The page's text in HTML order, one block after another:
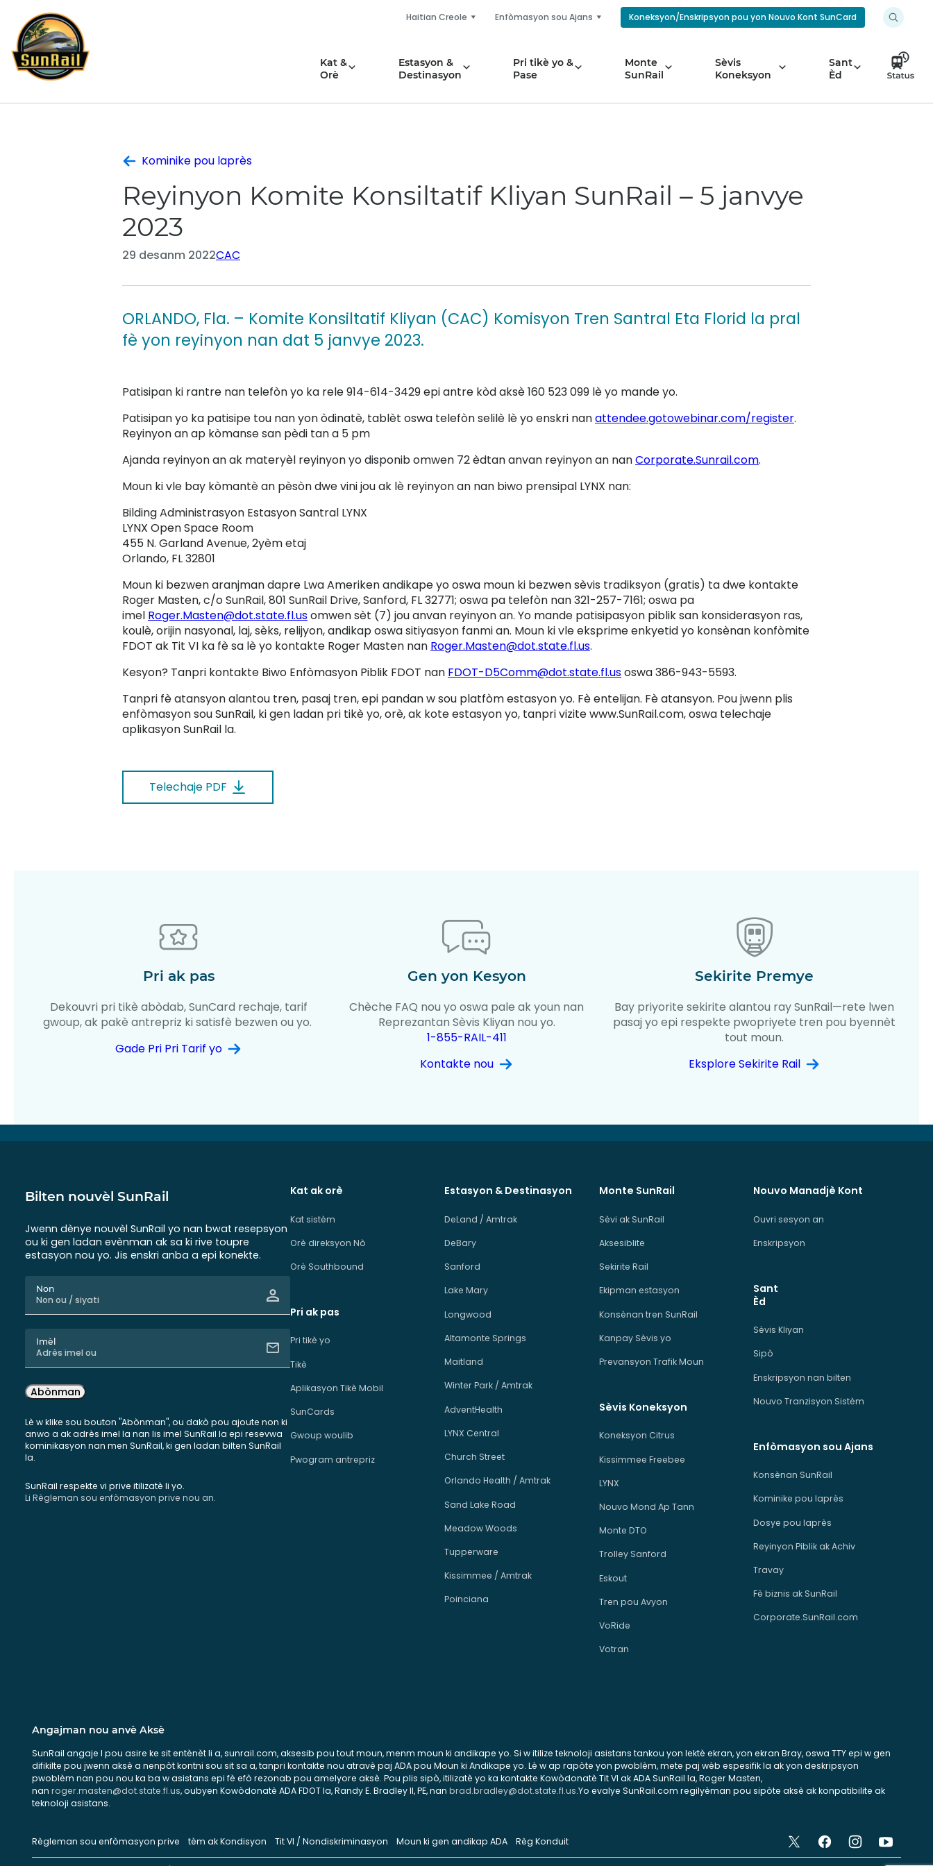
kontni
Haitian Creole Enfòmasyon sou Ajans Koneksyon/Enskripsyon pou yon Nouvo Kont SunCard
Kat &
Orè
Estasyon &
Destinasyon
Pri tikè yo &
Pase
Monte
SunRail
Sèvis
Koneksyon
Sant
Èd
Kominike pou laprès
Reyinyon Komite Konsiltatif Kliyan SunRail – 5 janvye
2023
29 desanm 2022CAC
ORLANDO, Fla. – Komite Konsiltatif Kliyan (CAC) Komisyon Tren Santral Eta Florid la pral
fè yon reyinyon nan dat 5 janvye 2023.
Patisipan ki rantre nan telefòn yo ka rele 914-614-3429 epi antre kòd aksè 160 523 099 lè yo mande yo.
Patisipan yo ka patisipe tou nan yon òdinatè, tablèt oswa telefòn selilè lè yo enskri nanattendee.gotowebinar.com/register.
Reyinyon an ap kòmanse san pèdi tan a 5 pm
Ajanda reyinyon an ak materyèl reyinyon yo disponib omwen 72 èdtan anvan reyinyon an nanCorporate.Sunrail.com.
Moun ki vle bay kòmantè an pèsòn dwe vini jou ak lè reyinyon an nan biwo prensipal LYNX nan:
Bilding Administrasyon Estasyon Santral LYNX
LYNX Open Space Room
455 N. Garland Avenue, 2yèm etaj
Orlando, FL 32801
Moun ki bezwen aranjman dapre Lwa Ameriken andikape yo oswa moun ki bezwen sèvis tradiksyon (gratis) ta dwe kontakte
Roger Masten, c/o SunRail, 801 SunRail Drive, Sanford, FL 32771; oswa pa telefòn nan 321-257-7161; oswa pa
imel Roger.Masten@dot.state.fl.usomwen sèt (7) jou anvan reyinyon an. Yo mande patisipasyon piblik san konsiderasyon ras,
koulè, orijin nasyonal, laj, sèks, relijyon, andikap oswa sitiyasyon fanmi an. Moun ki vle eksprime enkyetid yo konsènan konfòmite
FDOT ak Tit VI ka fè sa lè yo kontakte Roger Masten nan Roger.Masten@dot.state.fl.us.
Kesyon? Tanpri kontakte Biwo Enfòmasyon Piblik FDOT nan FDOT-D5Comm@dot.state.fl.usoswa 386-943-5593.
Tanpri fè atansyon alantou tren, pasaj tren, epi pandan w sou platfòm estasyon yo. Fè entelijan. Fè atansyon. Pou jwenn plis
enfòmasyon sou SunRail, ki gen ladan pri tikè yo, orè, ak kote estasyon yo, tanpri vizite www.SunRail.com, oswa telechaje
aplikasyon SunRail la.
Telechaje PDF
Pri ak pas
Dekouvri pri tikè abòdab, SunCard rechaje, tarif
gwoup, ak pakè antrepriz ki satisfè bezwen ou yo.
Gade Pri Pri Tarif yo
Gen yon Kesyon
Chèche FAQ nou yo oswa pale ak youn nan
Reprezantan Sèvis Kliyan nou yo.
1-855-RAIL-411
Kontakte nou
Sekirite Premye
Bay priyorite sekirite alantou ray SunRail—rete lwen
pasaj yo epi respekte pwopriyete tren pou byennèt
tout moun.
Eksplore Sekirite Rail
Bilten nouvèl SunRail
Jwenn dènye nouvèl SunRail yo nan bwat resepsyon
ou ki gen ladan evènman ak sa ki rive toupre
estasyon nou yo. Jis enskri anba a epi konekte.
Non
Imèl
Abònman
Lè w klike sou bouton "Abònman", ou dakò pou ajoute non ki
anwo a ak adrès imel la nan lis imel SunRail la epi resevwa
kominikasyon nan men SunRail, ki gen ladan bilten SunRail
la.
SunRail respekte vi prive itilizatè li yo.
Li Règleman sou enfòmasyon prive nou an.
Kat ak orè
Kat sistèm
Orè direksyon Nò
Orè Southbound
Pri ak pas
Pri tikè yo
Tikè
Aplikasyon Tikè Mobil
SunCards
Gwoup woulib
Pwogram antrepriz
Estasyon & Destinasyon
DeLand / Amtrak
DeBary
Sanford
Lake Mary
Longwood
Altamonte Springs
Maitland
Winter Park / Amtrak
AdventHealth
LYNX Central
Church Street
Orlando Health / Amtrak
Sand Lake Road
Meadow Woods
Tupperware
Kissimmee / Amtrak
Poinciana
Monte SunRail
Sèvi ak SunRail
Aksesiblite
Sekirite Rail
Ekipman estasyon
Konsènan tren SunRail
Kanpay Sèvis yo
Prevansyon Trafik Moun
Sèvis Koneksyon
Koneksyon Citrus
Kissimmee Freebee
LYNX
Nouvo Mond Ap Tann
Monte DTO
Trolley Sanford
Eskout
Tren pou Avyon
VoRide
Votran
Nouvo Manadjè Kont
Ouvri sesyon an
Enskripsyon
Sant
Èd
Sèvis Kliyan
Sipò
Enskripsyon nan bilten
Nouvo Tranzisyon Sistèm
Enfòmasyon sou Ajans
Konsènan SunRail
Kominike pou laprès
Dosye pou laprès
Reyinyon Piblik ak Achiv
Travay
Fè biznis ak SunRail
Corporate.SunRail.com
Angajman nou anvè Aksè
SunRail angaje l pou asire ke sit entènèt li a, sunrail.com, aksesib pou tout moun, menm moun ki andikape yo. Si w itilize teknoloji asistans tankou yon lektè ekran, yon ekran Bray, oswa TTY epi w gen
difikilte pou jwenn aksè a nenpòt kontni sou sit sa a, tanpri kontakte nou atravè paj ADA pou Moun ki Andikape yo. Lè w ap rapòte yon pwoblèm, mete paj wèb espesifik la ak yon deskripsyon
pwoblèm nan pou nou ka ba w asistans epi fè efò rezonab pou amelyore aksè. Pou plis sipò, itilizatè yo ka kontakte Kowòdonatè Tit VI ak ADA SunRail la, Roger Masten,
nan roger.masten@dot.state.fl.us, oubyen Kowòdonatè ADA FDOT la, Randy E. Bradley II, PE, nan brad.bradley@dot.state.fl.us.Yo evalye SunRail.com regilyèman pou sipòte aksè ak konpatibilite ak
teknoloji asistans.
Règleman sou enfòmasyon prive tèm ak Kondisyon Tit VI / Nondiskriminasyon Moun ki gen andikap ADA Règ Konduit